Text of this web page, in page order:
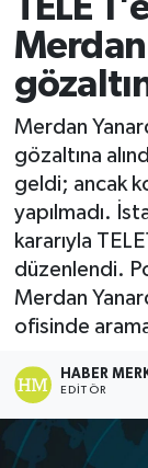
TELE
Merdan
gözaltına
geldi; ancak
yapılmadı.
kararıyla
düzenlendi.
Merdan
ofisinde
HABER
EDITÖR
Süper Lig
Tüm
Son
Haber